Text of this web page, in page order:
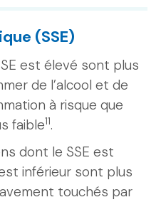
(SSE)
est élevé sont plus
de l’alcool et de
à risque que
faible11.
dont le SSE est
inférieur sont plus
touchés par